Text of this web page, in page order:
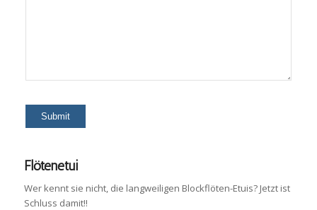
Flötenetui
Wer kennt sie nicht, die langweiligen Blockflöten-Etuis? Jetzt ist
Schluss damit!!